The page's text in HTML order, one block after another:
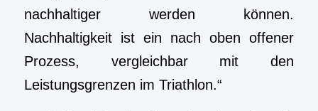
nachhaltiger werden können.
Nachhaltigkeit ist ein nach oben offener
Prozess, vergleichbar mit den
Leistungsgrenzen im Triathlon.“